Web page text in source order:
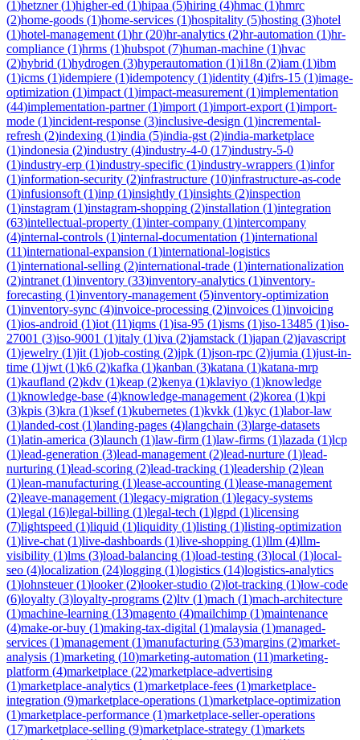
(1)hetzner(1)higher-ed (1)hipaa (5)hiring (4)hmac (1)hmrc
(2)home-goods (1)home-services (1)hospitality (5)hosting (3)hotel
(1)hotel-management (1)hr(20)hr-analytics (2)hr-automation (1)hr-
compliance (1)hrms (1)hubspot (7)human-machine (1)hvac
(2)hybrid (1)hydrogen (3)hyperautomation (1)i18n (2)iam (1)ibm
(1)icms (1)idempiere (1)idempotency (1)identity (4)ifrs-15 (1)image-
optimization (1)impact (1)impact-measurement (1)implementation
(44)implementation-partner(1)import (1)import-export (1)import-
mode (1)incident-response (3)inclusive-design (1)incremental-
refresh (2)indexing (1)india (5)india-gst (2)india-marketplace
(1)indonesia (2)industry (4)industry-4-0 (17)industry-5-0
(1)industry-erp (1)industry-specific (1)industry-wrappers (1)infor
(1)information-security (2)infrastructure (10)infrastructure-as-code
(1)infusionsoft (1)inp (1)insightly (1)insights (2)inspection
(1)instagram (1)instagram-shopping (2)installation (1)integration
(63)intellectual-property (1)inter-company (1)intercompany
(4)internal-controls (1)internal-documentation (1)international
(11)international-expansion (1)international-logistics
(1)international-selling (2)international-trade (1)internationalization
(2)intranet (1)inventory (33)inventory-analytics (1)inventory-
forecasting (1)inventory-management (5)inventory-optimization
(1)inventory-sync (4)invoice-processing (2)invoices (1)invoicing
(1)ios-android (1)iot (11)iqms (1)isa-95 (1)isms (1)iso-13485 (1)iso-
27001 (3)iso-9001 (1)italy (1)iva (2)jamstack (1)japan (2)javascript
(1)jewelry (1)jit (1)job-costing (2)jpk (1)json-rpc (2)jumia (1)just-in-
time (1)jwt (1)k6 (2)kafka (1)kanban (3)katana (1)katana-mrp
(1)kaufland (2)kdv (1)keap (2)kenya (1)klaviyo (1)knowledge
(1)knowledge-base (4)knowledge-management (2)korea (1)kpi
(3)kpis (3)kra (1)ksef(1)kubernetes (1)kvkk (1)kyc (1)labor-law
(1)landed-cost (1)landing-pages (4)langchain (3)large-datasets
(1)latin-america (3)launch (1)law-firm (1)law-firms (1)lazada (1)lcp
(1)lead-generation (3)lead-management (2)lead-nurture (1)lead-
nurturing (1)lead-scoring (2)lead-tracking (1)leadership (2)lean
(1)lean-manufacturing (1)lease-accounting (1)lease-management
(2)leave-management (1)legacy-migration (1)legacy-systems
(1)legal (16)legal-billing (1)legal-tech (1)lgpd (1)licensing
(7)lightspeed (1)liquid (1)liquidity (1)listing (1)listing-optimization
(1)live-chat (1)live-dashboards (1)live-shopping (1)llm (4)llm-
visibility (1)lms (3)load-balancing (1)load-testing (3)local (1)local-
seo (4)localization (24)logging (1)logistics (14)logistics-analytics
(1)lohnsteuer(1)looker(2)looker-studio (2)lot-tracking (1)low-code
(6)loyalty (3)loyalty-programs (2)ltv (1)mach (1)mach-architecture
(1)machine-learning (13)magento (4)mailchimp (1)maintenance
(4)make-or-buy (1)making-tax-digital (1)malaysia (1)managed-
services (1)management (1)manufacturing (53)margins (2)market-
analysis (1)marketing (10)marketing-automation (11)marketing-
platform (4)marketplace (22)marketplace-advertising
(1)marketplace-analytics (1)marketplace-fees (1)marketplace-
integration (9)marketplace-operations (1)marketplace-optimization
(1)marketplace-performance (1)marketplace-seller-operations
(17)marketplace-selling (9)marketplace-strategy (1)markets